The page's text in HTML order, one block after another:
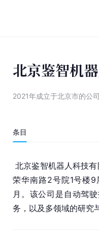
北京鉴智机
2021年成立于北京市的公
条目
北京鉴智机器人科技
荣华南路2号院1号楼
月。该公司是自动驾
务，以及多领域的研究